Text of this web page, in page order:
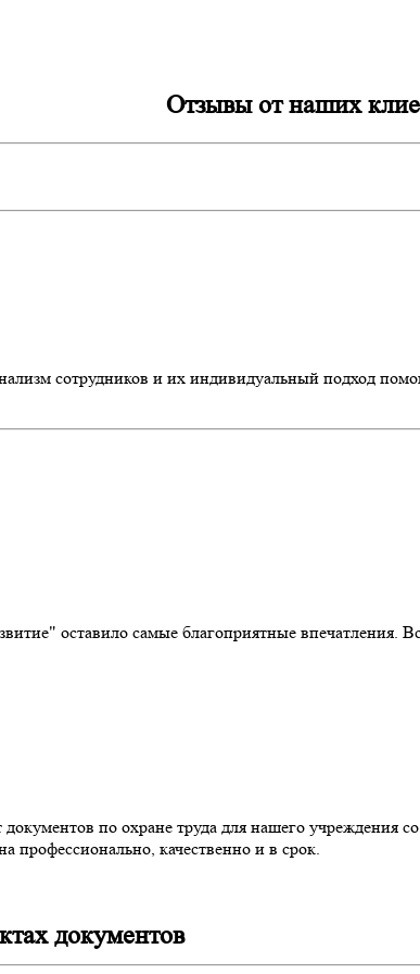
Отзывы от наших
сотрудников и их индивидуальный подход
оставило самые благоприятные впечатления.
по охране труда для нашего
профессионально, качественно и в срок.
документов